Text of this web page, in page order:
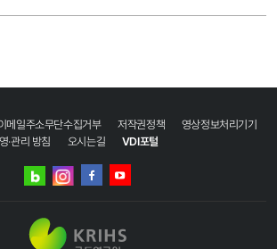
메일주소무단수집거부 저작권정책
영상정보처리기기
·관리 방침
오시는길 VDI포털
네이버
인스타그램